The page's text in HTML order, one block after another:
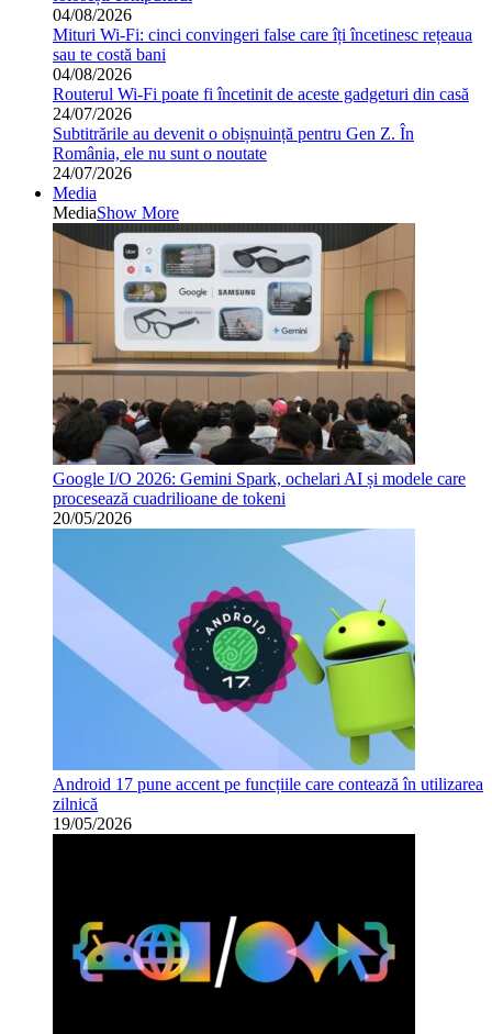
04/08/2026
Mituri Wi-Fi: cinci convingeri false care îți încetinesc rețeaua
sau te costă bani
04/08/2026
Routerul Wi-Fi poate fi încetinit de aceste gadgeturi din casă
24/07/2026
Subtitrările au devenit o obișnuință pentru Gen Z. În
România, ele nu sunt o noutate
24/07/2026
Media
MediaShow More
Google I/O 2026: Gemini Spark, ochelari AI și modele care
procesează cuadrilioane de tokeni
20/05/2026
Android 17 pune accent pe funcțiile care contează în utilizarea
zilnică
19/05/2026